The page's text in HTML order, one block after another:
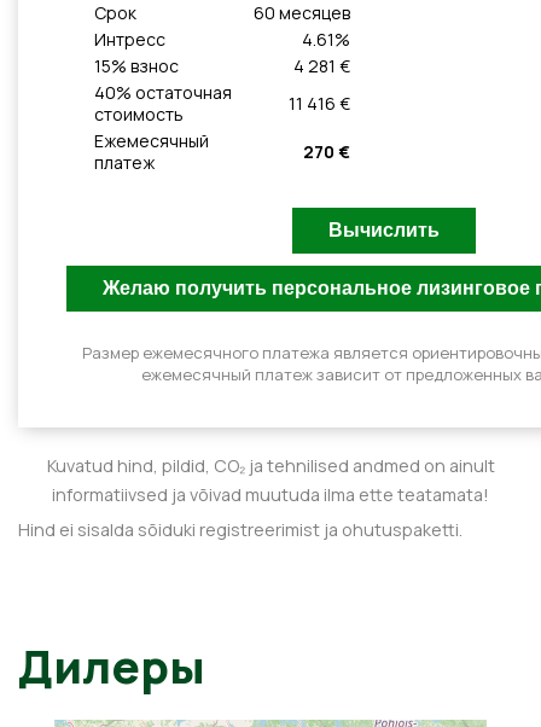
Cрок 60 месяцeв
Интресс
4.61%
15% взнос
4 281 €
40% остаточная
стоимость
11 416 €
Ежемесячный
платеж
270 €
Размер ежемесячного платежа является
ежемесячный платеж зависит от предложенных
Kuvatud hind, pildid, CO₂ ja tehnilised andmed on ainult
informatiivsed ja võivad muutuda ilma ette teatamata!
Hind ei sisalda sõiduki registreerimist ja ohutuspaketti.
Дилеры